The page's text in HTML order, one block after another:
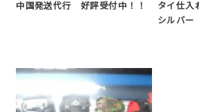
中国発送代行 好評受付中！！
タイ仕入
シルバー